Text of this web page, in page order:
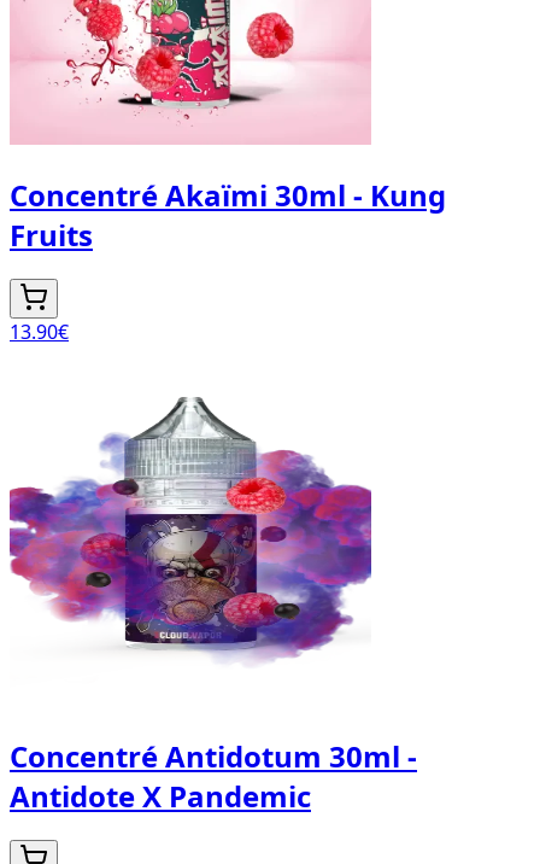
Concentré Akaïmi 30ml - Kung
Fruits
13.90€
Concentré Antidotum 30ml -
Antidote X Pandemic